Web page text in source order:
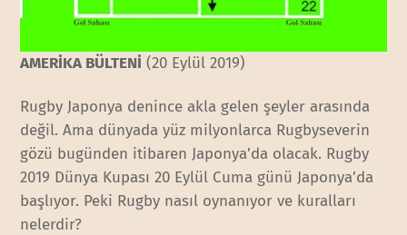
AMERİKA BÜLTENİ (20 Eylül 2019)
Rugby Japonya denince akla gelen şeyler arasında
değil. Ama dünyada yüz milyonlarca Rugbyseverin
gözü bugünden itibaren Japonya’da olacak. Rugby
2019 Dünya Kupası 20 Eylül Cuma günü Japonya’da
başlıyor. Peki Rugby nasıl oynanıyor ve kuralları
nelerdir?